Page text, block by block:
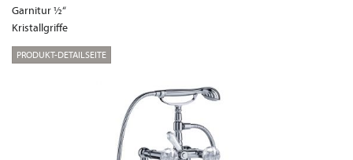
Garnitur ½“
Kristallgriffe
PRODUKT-DETAILSEITE